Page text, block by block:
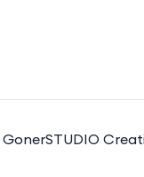
GonerSTUDIO